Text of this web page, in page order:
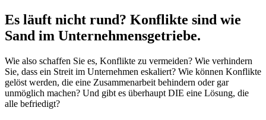
Es läuft nicht rund? Konflikte sind wie
Sand im Unternehmensgetriebe.
Wie also schaffen Sie es, Konflikte zu vermeiden? Wie verhindern
Sie, dass ein Streit im Unternehmen eskaliert? Wie können Konflikte
gelöst werden, die eine Zusammenarbeit behindern oder gar
unmöglich machen? Und gibt es überhaupt DIE eine Lösung, die
alle befriedigt?